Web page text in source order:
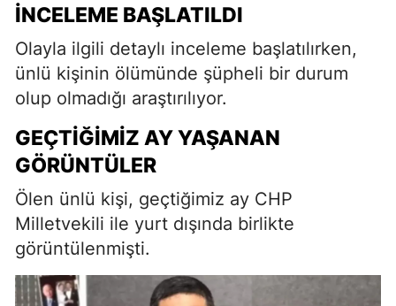
İNCELEME BAŞLATILDI
Olayla ilgili detaylı inceleme başlatılırken,
ünlü kişinin ölümünde şüpheli bir durum
olup olmadığı araştırılıyor.
GEÇTIĞIMIZ AY YAŞANAN
GÖRÜNTÜLER
Ölen ünlü kişi, geçtiğimiz ay CHP
Milletvekili ile yurt dışında birlikte
görüntülenmişti.